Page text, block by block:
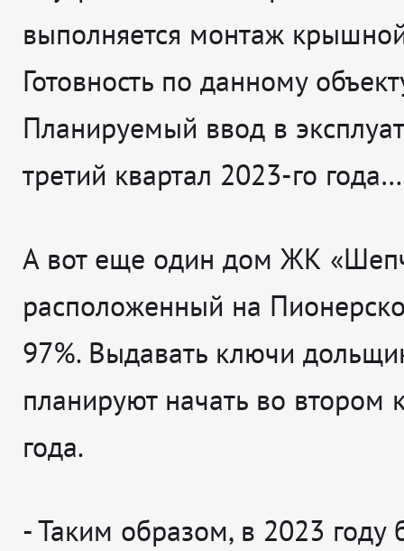
выполняется монтаж
Готовность по данному
Планируемый ввод в
третий квартал 2023-го года…
А вот еще один дом ЖК
расположенный на
97%. Выдавать ключи
планируют начать во втором
года.
- Таким образом, в 2023 году